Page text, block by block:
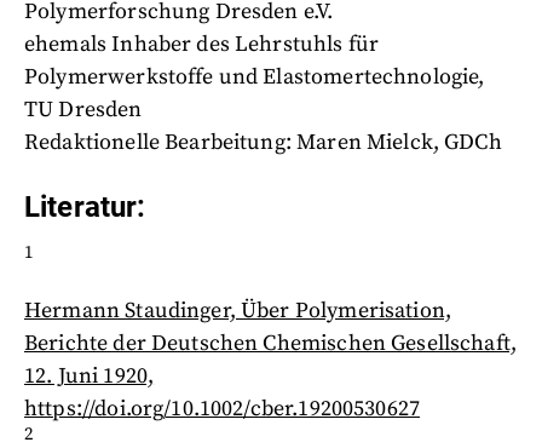
Polymerforschung Dresden e.V.
ehemals Inhaber des Lehrstuhls für
Polymerwerkstoffe und Elastomertechnologie,
TU Dresden
Redaktionelle Bearbeitung: Maren Mielck, GDCh
Literatur:
1
Hermann Staudinger, Über Polymerisation,
Berichte der Deutschen Chemischen Gesellschaft,
12. Juni 1920,
https://doi.org/10.1002/cber.19200530627
2